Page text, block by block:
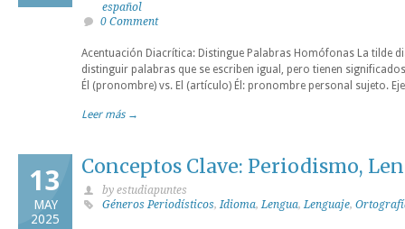
español
0 Comment
Acentuación Diacrítica: Distingue Palabras Homófonas La tilde
distinguir palabras que se escriben igual, pero tienen
Él (pronombre) vs. El (artículo) Él: pronombre personal sujeto.
Leer más →
13
MAY
2025
Conceptos Clave: Periodismo,
by estudiapuntes
Géneros Periodísticos,Idioma,Lengua,Lenguaje,